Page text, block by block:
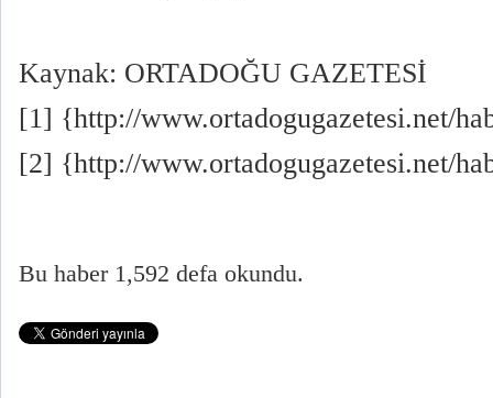
Kaynak: ORTADOĞU GAZETESİ
[1] {http://www.ortadogugazetesi.net/
[2] {http://www.ortadogugazetesi.net/
Bu haber 1,592 defa okundu.